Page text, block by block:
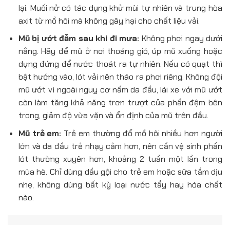
lại. Muối nở có tác dụng khử mùi tự nhiên và trung hòa
axit từ mồ hôi mà không gây hại cho chất liệu vải.
Mũ bị ướt đẫm sau khi đi mưa: Không phơi ngay dưới
nắng. Hãy để mũ ở nơi thoáng gió, úp mũ xuống hoặc
dựng đứng để nước thoát ra tự nhiên. Nếu có quạt thì
bật hướng vào, lót vải nên tháo ra phơi riêng. Không đội
mũ ướt vì ngoài nguy cơ nấm da đầu, lái xe với mũ ướt
còn làm tăng khả năng trơn trượt của phần đệm bên
trong, giảm độ vừa vặn và ổn định của mũ trên đầu.
Mũ trẻ em: Trẻ em thường đổ mồ hôi nhiều hơn người
lớn và da đầu trẻ nhạy cảm hơn, nên cần vệ sinh phần
lót thường xuyên hơn, khoảng 2 tuần một lần trong
mùa hè. Chỉ dùng dầu gội cho trẻ em hoặc sữa tắm dịu
nhẹ, không dùng bất kỳ loại nước tẩy hay hóa chất
nào.